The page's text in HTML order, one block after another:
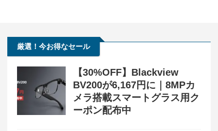
厳選！今お得なセール
【30%OFF】Blackview
BV200が6,167円に｜8MPカ
メラ搭載スマートグラス用ク
ーポン配布中